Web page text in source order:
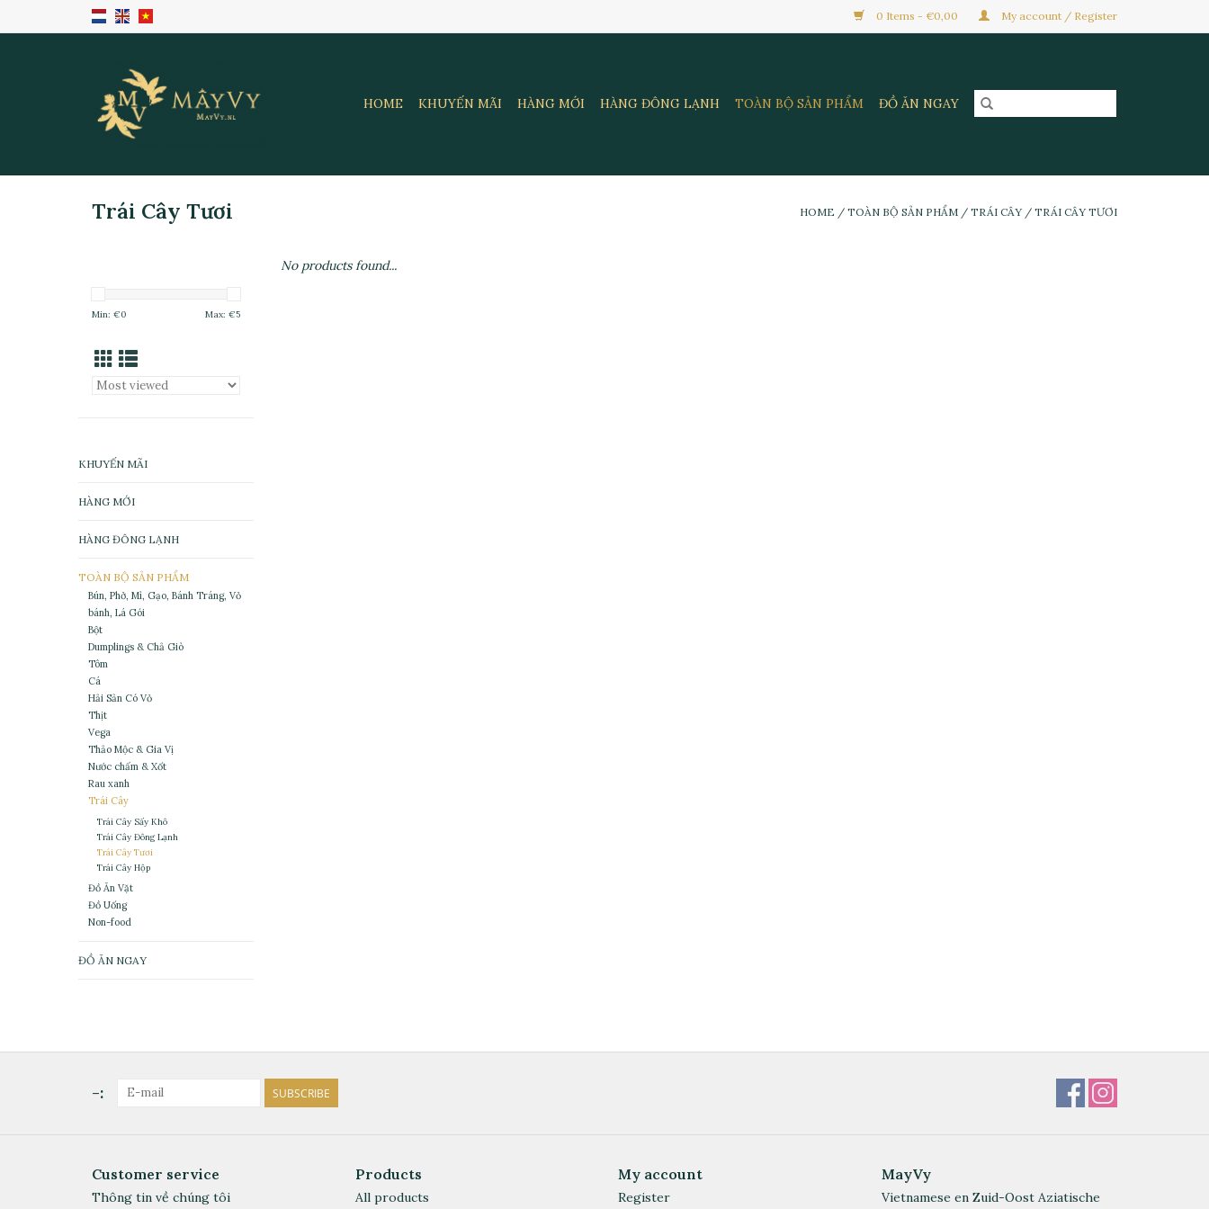
0 Items - €0,00 My account / Register
HOME KHUYẾN MÃI HÀNG MỚI HÀNG ĐÔNG LẠNH TOÀN BỘ SẢN PHẨM ĐỒ ĂN NGAY
Trái Cây Tươi HOME / TOÀN BỘ SẢN PHẨM / TRÁI CÂY/ TRÁI CÂY TƯƠI
Min: €0 Max: €5
KHUYẾN MÃI
HÀNG MỚI
HÀNG ĐÔNG LẠNH
TOÀN BỘ SẢN PHẨM
Bún, Phở, Mì, Gạo, Bánh Tráng, Vỏ
bánh, Lá Gói
Bột
Dumplings & Chả Giò
Tôm
Cá
Hải Sản Có Vỏ
Thịt
Vega
Thảo Mộc & Gia Vị
Nước chấm & Xốt
Rau xanh
Trái Cây
Trái Cây Sấy Khô
Trái Cây Đông Lạnh
Trái Cây Tươi
Trái Cây Hộp
Đồ Ăn Vặt
Đồ Uống
Non-food
ĐỒ ĂN NGAY
No products found...
-: SUBSCRIBE
Customer service
Thông tin về chúng tôi
Products
All products
My account
Register
MayVy
Vietnamese en Zuid-Oost Aziatische